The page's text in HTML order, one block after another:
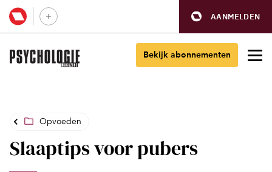
AANMELDEN
Bekijk abonnementen
Opvoeden
Slaaptips voor pubers